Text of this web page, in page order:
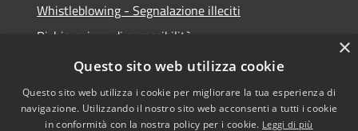
Whistleblowing - Segnalazione illeciti
Dichiarazione di accessibilità
Obiettivi di acessibilità
×
Questo sito web utilizza cookie
Questo sito web utilizza i cookie per migliorare la tua esperienza di
navigazione. Utilizzando il nostro sito web acconsenti a tutti i cookie
in conformità con la nostra policy per i cookie. Leggi di più